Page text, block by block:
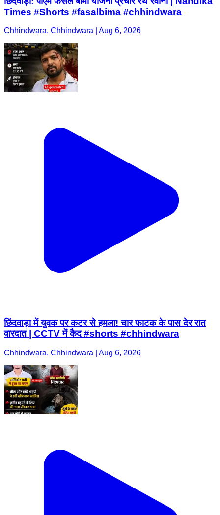
Times #Shorts #fasalbima #chhindwara
Chhindwara, Chhindwara | Aug 6, 2026
छिंदवाड़ा में युवक पर कटर से हमला! चार फाटक के पास देर रात
वारदात | CCTV में कैद #shorts #chhindwara
Chhindwara, Chhindwara | Aug 6, 2026